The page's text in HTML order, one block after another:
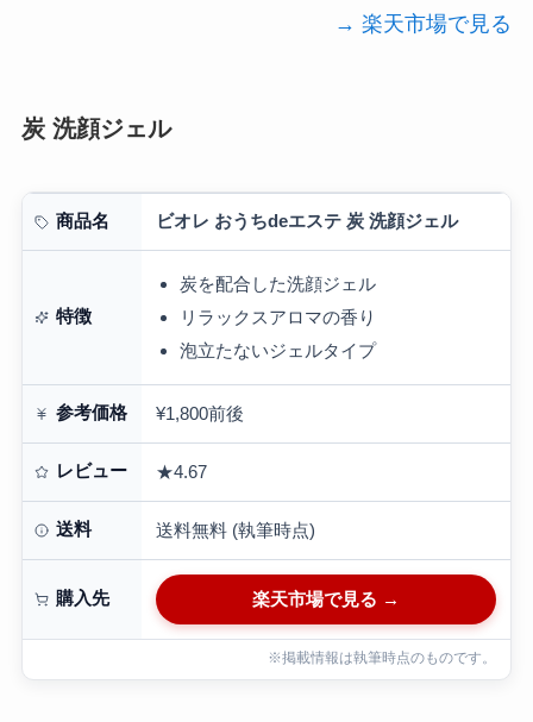
→ 楽天市場で見る
炭 洗顔ジェル
商品名 ビオレ おうちdeエステ 炭 洗顔ジェル
特徴
炭を配合した洗顔ジェル
リラックスアロマの香り
泡立たないジェルタイプ
参考価格 ¥1,800前後
レビュー ★4.67
送料 送料無料 (執筆時点)
購入先 楽天市場で見る →
※掲載情報は執筆時点のものです。